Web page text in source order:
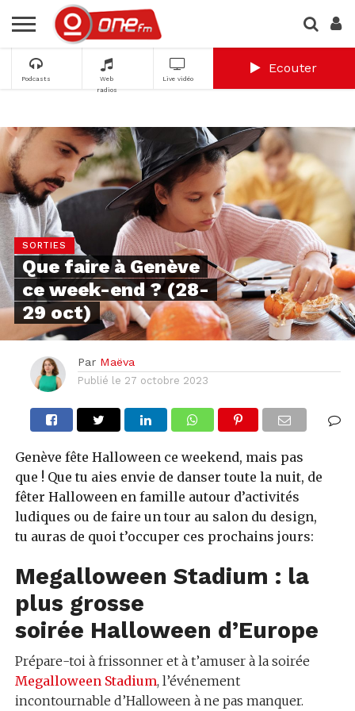
Podcasts
Web
radios
Live vidéo
Ecouter
SORTIES
Que faire à Genève
ce week-end ? (28-
29 oct)
Par Maëva
Publié le 27 octobre 2023
Genève fête Halloween ce weekend, mais pas
que ! Que tu aies envie de danser toute la nuit, de
fêter Halloween en famille autour d’activités
ludiques ou de faire un tour au salon du design,
tu auras de quoi t’occuper ces prochains jours:
Megalloween Stadium : la
plus grosse
soirée Halloween d’Europe
Prépare-toi à frissonner et à t’amuser à la soirée
Megalloween Stadium, l’événement
incontournable d’Halloween à ne pas manquer.